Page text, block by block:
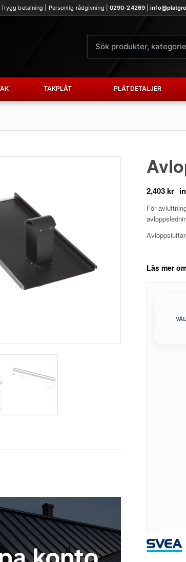
betalning | Personlig rådgivning | 0290-24269|
TAKPLÅT PLÅTDETALJER
2,403kr
För
Läs mer